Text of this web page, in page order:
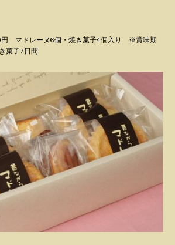
円 マドレーヌ6個・焼き菓子4個入り ※賞味期
菓子7日間